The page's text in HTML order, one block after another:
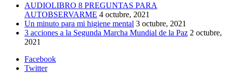
AUDIOLIBRO 8 PREGUNTAS PARA
AUTOBSERVARME 4 octubre, 2021
Un minuto para mi higiene mental 3 octubre, 2021
3 acciones a la Segunda Marcha Mundial de la Paz 2 octubre,
2021
Facebook
Twitter